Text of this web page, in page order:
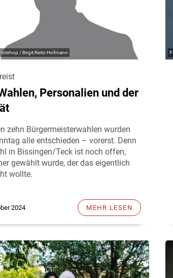
/ Birgit Reitz-Hofmann
Personalien und der
zehn Bürgermeisterwahlen wurden
alle entschieden – vorerst. Denn
in Bissingen/Teck ist noch offen,
gewählt wurde, der das eigentlich
wollte.
2024 MEHR LESEN